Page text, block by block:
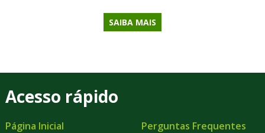
SAIBA MAIS
Acesso rápido
Página Inicial
Perguntas Frequentes